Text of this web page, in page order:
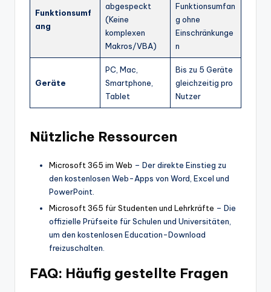
Funktionsumf
ang
abgespeckt
(Keine
komplexen
Makros/VBA)
Funktionsumfan
g ohne
Einschränkunge
n
Geräte
PC, Mac,
Smartphone,
Tablet
Bis zu 5 Geräte
gleichzeitig pro
Nutzer
Nützliche Ressourcen
Microsoft 365 im Web – Der direkte Einstieg zu
den kostenlosen Web-Apps von Word, Excel und
PowerPoint.
Microsoft 365 für Studenten und Lehrkräfte – Die
offizielle Prüfseite für Schulen und Universitäten,
um den kostenlosen Education-Download
freizuschalten.
FAQ: Häufig gestellte Fragen